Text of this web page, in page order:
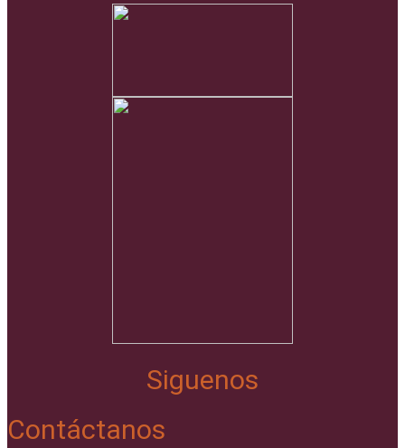
Siguenos
Contáctanos